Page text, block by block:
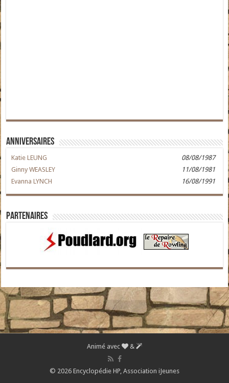
Anniversaires
Katie LEUNG
08/08/1987
Ginny WEASLEY
11/08/1981
Evanna LYNCH
16/08/1991
Partenaires
Animé avec &
© 2026 Encyclopédie HP, Association iJeunes